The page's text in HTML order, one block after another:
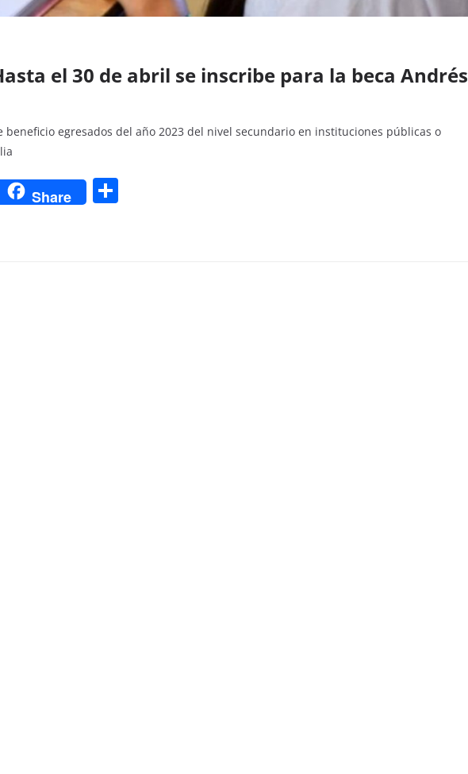
el 30 de abril se inscribe para la beca Andrés
beneficio egresados del año 2023 del nivel secundario en instituciones públicas o
Share